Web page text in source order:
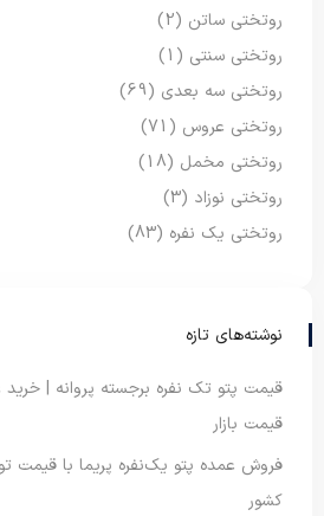
روتختی ساتن (2)
روتختی سنتی (1)
روتختی سه بعدی (69)
روتختی عروس (71)
روتختی مخمل (18)
روتختی نوزاد (3)
روتختی یک نفره (83)
نوشته‌های تازه
قیمت پتو تک نفره برجسته پروانه |
قیمت بازار
فروش عمده پتو یک‌نفره پریما با قیمت
کشور